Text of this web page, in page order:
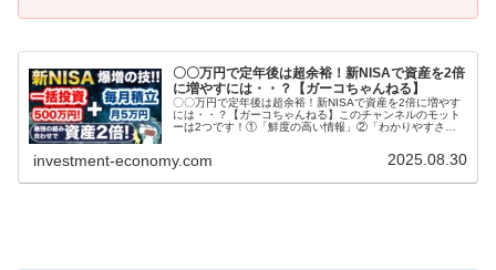
〇〇万円で定年後は超余裕！新NISAで資産を2倍
に増やすには・・？【ガーコちゃんねる】
〇〇万円で定年後は超余裕！新NISAで資産を2倍に増やす
には・・？【ガーコちゃんねる】このチャンネルのモット
ーは2つです！①「鮮度の高い情報」②「わかりやすさ」
investment-economy.com 2025.08.30